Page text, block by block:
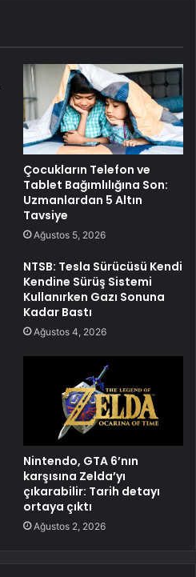
Çocukların Telefon ve
Tablet Bağımlılığına Son:
Uzmanlardan 5 Altın
Tavsiye
Ağustos 5, 2026
NTSB: Tesla Sürücüsü Kendi
Kendine Sürüş Sistemi
Kullanırken Gazı Sonuna
Kadar Bastı
Ağustos 4, 2026
Nintendo, GTA 6’nın
karşısına Zelda’yı
çıkarabilir: Tarih detayı
ortaya çıktı
Ağustos 2, 2026